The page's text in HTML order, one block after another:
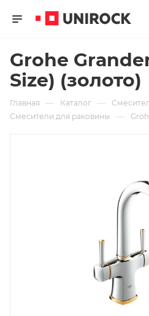
Grohe
Size) (золото)
Главная — Каталог —
Смесители для раковины —